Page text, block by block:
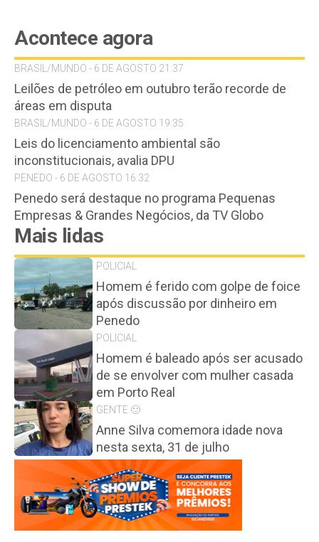
Acontece agora
BRASIL/MUNDO - 6 DE AGOSTO 21:37
Leilões de petróleo em outubro terão recorde de
áreas em disputa
BRASIL/MUNDO - 6 DE AGOSTO 19:35
Leis do licenciamento ambiental são
inconstitucionais, avalia DPU
PENEDO - 6 DE AGOSTO 16:32
Penedo será destaque no programa Pequenas
Empresas & Grandes Negócios, da TV Globo
Mais lidas
POLICIAL
Homem é ferido com golpe de foice
após discussão por dinheiro em
Penedo
POLICIAL
Homem é baleado após ser acusado
de se envolver com mulher casada
em Porto Real
GENTE 🙂
Anne Silva comemora idade nova
nesta sexta, 31 de julho